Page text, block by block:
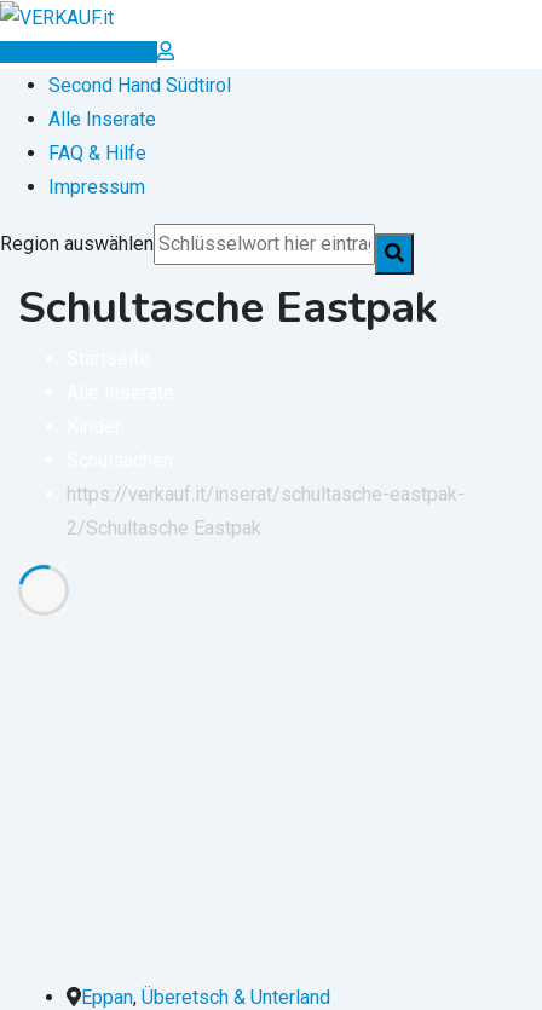
Zum
Inhalt
springen
Inserat erstellen
Second Hand Südtirol
Alle Inserate
FAQ & Hilfe
Impressum
Region auswählen
Schultasche Eastpak
https://verkauf.it/inserat/schultasche-eastpak-
2/Schultasche Eastpak
Eppan, Überetsch & Unterland